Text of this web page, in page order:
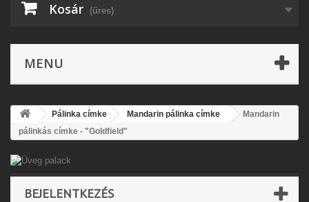
Kosár (üres)
MENU
Pálinka címke Mandarin pálinka címke
Mandarin
pálinkás címke - "Goldfield"
BEJELENTKEZÉS